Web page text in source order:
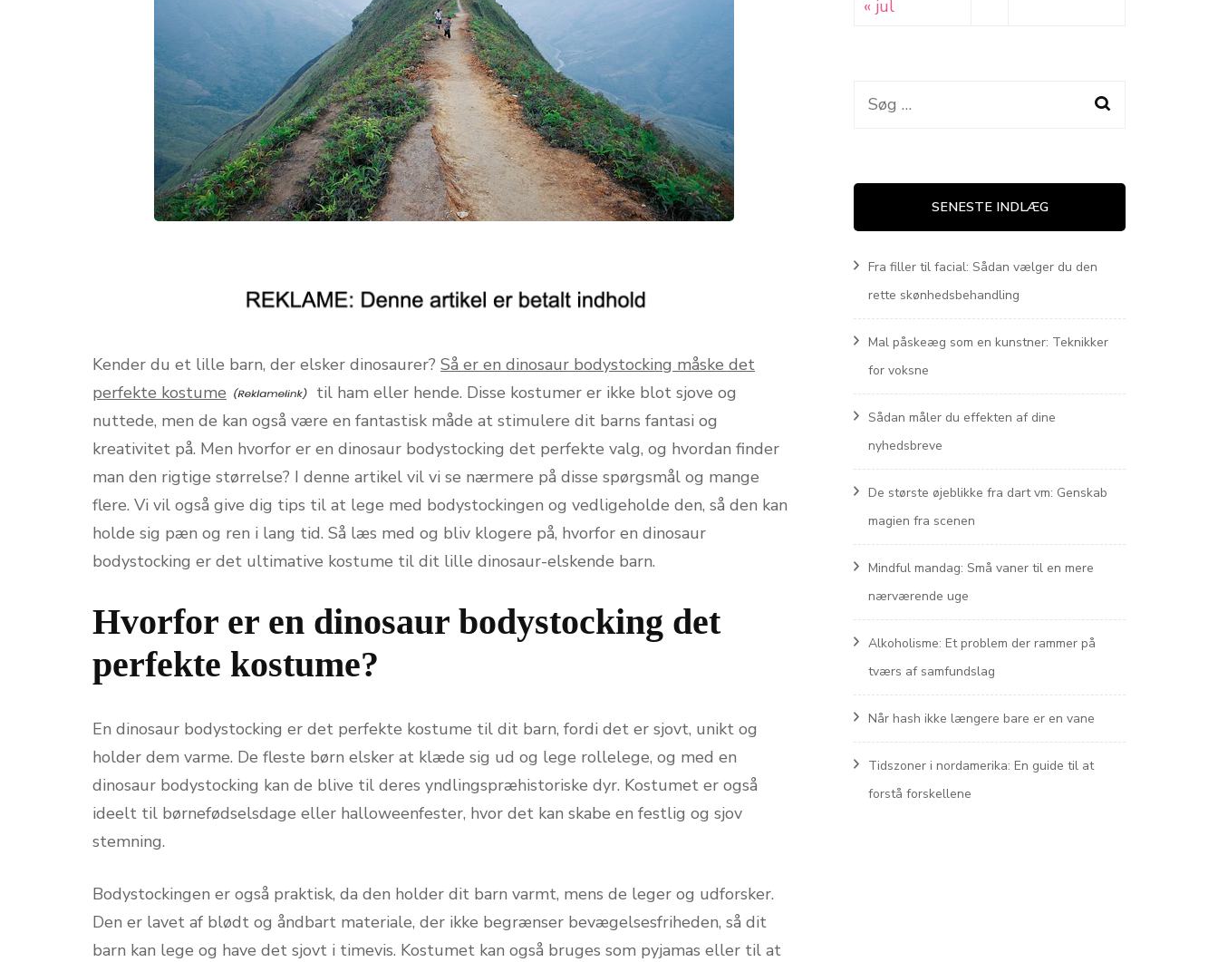
Kender du et lille barn, der elsker dinosaurer? Så er en dinosaur bodystocking måske det
perfekte kostume
til ham eller hende. Disse kostumer er ikke blot sjove og
nuttede, men de kan også være en fantastisk måde at stimulere dit barns fantasi og
kreativitet på. Men hvorfor er en dinosaur bodystocking det perfekte valg, og hvordan finder
man den rigtige størrelse? I denne artikel vil vi se nærmere på disse spørgsmål og mange
flere. Vi vil også give dig tips til at lege med bodystockingen og vedligeholde den, så den kan
holde sig pæn og ren i lang tid. Så læs med og bliv klogere på, hvorfor en dinosaur
bodystocking er det ultimative kostume til dit lille dinosaur-elskende barn.
Hvorfor er en dinosaur bodystocking det
perfekte kostume?
En dinosaur bodystocking er det perfekte kostume til dit barn, fordi det er sjovt, unikt og
holder dem varme. De fleste børn elsker at klæde sig ud og lege rollelege, og med en
dinosaur bodystocking kan de blive til deres yndlingspræhistoriske dyr. Kostumet er også
ideelt til børnefødselsdage eller halloweenfester, hvor det kan skabe en festlig og sjov
stemning.
Bodystockingen er også praktisk, da den holder dit barn varmt, mens de leger og udforsker.
Den er lavet af blødt og åndbart materiale, der ikke begrænser bevægelsesfriheden, så dit
barn kan lege og have det sjovt i timevis. Kostumet kan også bruges som pyjamas eller til at
« jul
Søg
SENESTE INDLÆG
Fra filler til facial: Sådan vælger du den
rette skønhedsbehandling
Mal påskeæg som en kunstner: Teknikker
for voksne
Sådan måler du effekten af dine
nyhedsbreve
De største øjeblikke fra dart vm: Genskab
magien fra scenen
Mindful mandag: Små vaner til en mere
nærværende uge
Alkoholisme: Et problem der rammer på
tværs af samfundslag
Når hash ikke længere bare er en vane
Tidszoner i nordamerika: En guide til at
forstå forskellene